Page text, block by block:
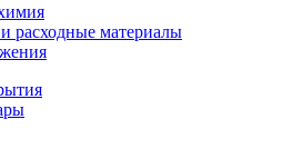
расходные материалы